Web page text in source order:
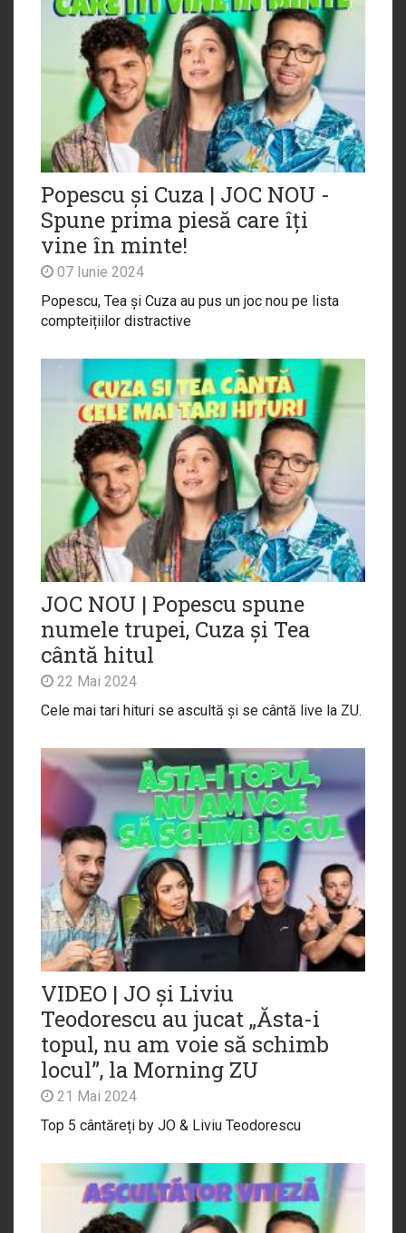
Popescu și Cuza | JOC NOU -
Spune prima piesă care îți
vine în minte!
07 Iunie 2024
Popescu, Tea și Cuza au pus un joc nou pe lista
compteițiilor distractive
JOC NOU | Popescu spune
numele trupei, Cuza și Tea
cântă hitul
22 Mai 2024
Cele mai tari hituri se ascultă și se cântă live la ZU.
VIDEO | JO și Liviu
Teodorescu au jucat „Ăsta-i
topul, nu am voie să schimb
locul”, la Morning ZU
21 Mai 2024
Top 5 cântăreți by JO & Liviu Teodorescu